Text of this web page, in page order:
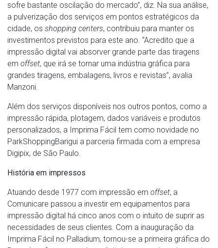
sofre bastante oscilação do mercado”, diz. Na sua análise,
a pulverização dos serviços em pontos estratégicos da
cidade, os shopping centers, contribuiu para manter os
investimentos previstos para este ano. “Acredito que a
impressão digital vai absorver grande parte das tiragens
em offset, que irá se tornar uma indústria gráfica para
grandes tiragens, embalagens, livros e revistas”, avalia
Manzoni.
Além dos serviços disponíveis nos outros pontos, como a
impressão rápida, plotagem, dados variáveis e produtos
personalizados, a Imprima Fácil tem como novidade no
ParkShoppingBarigui a parceria firmada com a empresa
Digipix, de São Paulo.
História em impressos
Atuando desde 1977 com impressão em offset, a
Comunicare passou a investir em equipamentos para
impressão digital há cinco anos com o intuito de suprir as
necessidades de seus clientes. Com a inauguração da
Imprima Fácil no Palladium, tornou-se a primeira gráfica do